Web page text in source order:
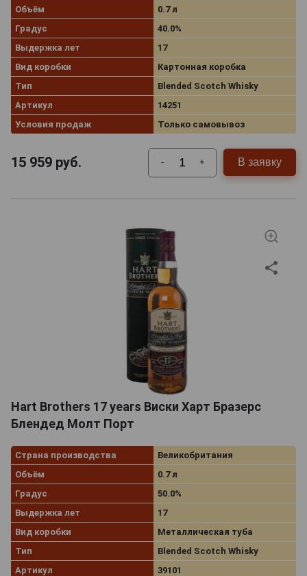
Объём
0.7 л
Градус
40.0%
Выдержка лет
17
Вид коробки
Картонная коробка
Тип
Blended Scotch Whisky
Артикул
14251
Условия продаж
Только самовывоз
15 959 руб. - + В заявку
Hart Brothers 17 years Виски Харт Бразерс
Блендед Молт Порт
Страна производства
Великобритания
Объём
0.7 л
Градус
50.0%
Выдержка лет
17
Вид коробки
Металлическая туба
Тип
Blended Scotch Whisky
Артикул
39101